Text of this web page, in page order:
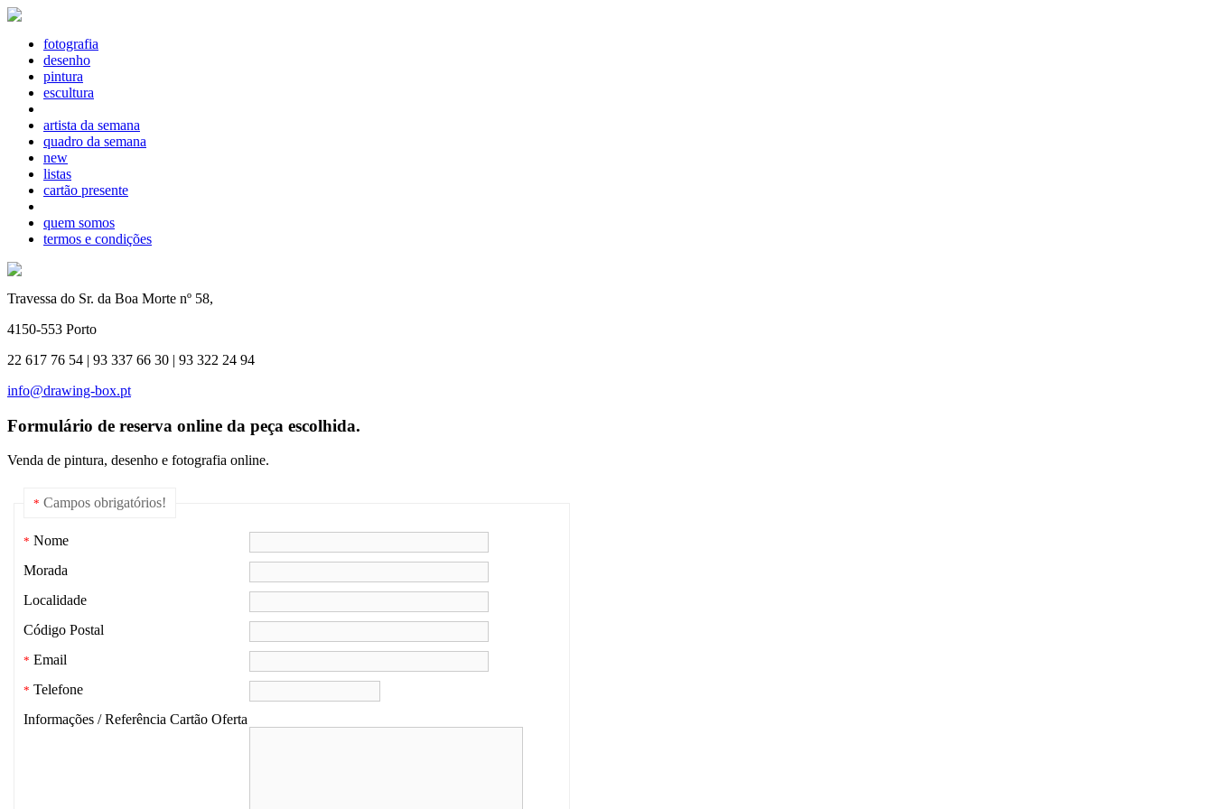
fotografia
desenho
pintura
escultura
artista da semana
quadro da semana
new
listas
cartão presente
quem somos
termos e condições
Travessa do Sr. da Boa Morte nº 58,
4150-553 Porto
22 617 76 54 | 93 337 66 30 | 93 322 24 94
info@drawing-box.pt
Formulário de reserva online da peça escolhida.
Venda de pintura, desenho e fotografia online.
* Campos obrigatórios!
* Nome
Morada
Localidade
Código Postal
* Email
* Telefone
Informações / Referência Cartão Oferta